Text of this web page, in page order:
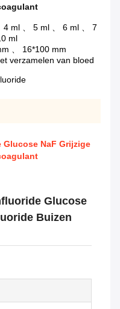
4 ml 、 5 ml 、 6 ml 、 7
ml
、 16*100 mm
verzamelen van bloed
NaF Grijzige
Glucose
Buizen